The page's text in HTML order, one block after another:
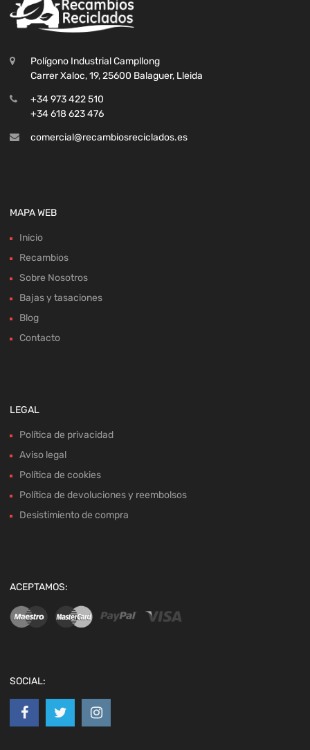
Polígono Industrial Campllong
Carrer Xaloc, 19, 25600 Balaguer, Lleida
+34 973 422 510
+34 618 623 476
comercial@recambiosreciclados.es
MAPA WEB
Inicio
Recambios
Sobre Nosotros
Bajas y tasaciones
Blog
Contacto
LEGAL
Política de privacidad
Aviso legal
Política de cookies
Política de devoluciones y reembolsos
Desistimiento de compra
ACEPTAMOS:
SOCIAL: